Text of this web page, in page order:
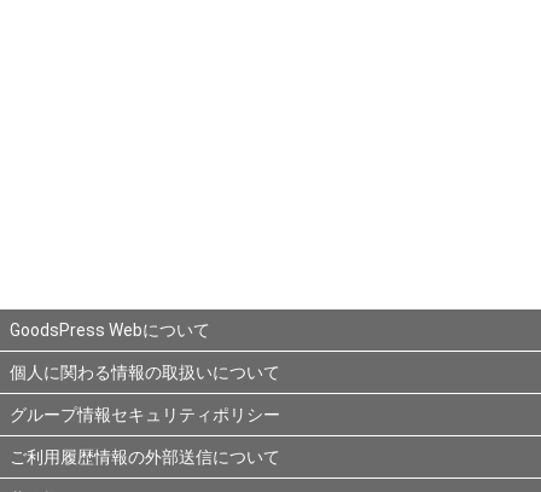
GoodsPress Webについて
個人に関わる情報の取扱いについて
グループ情報セキュリティポリシー
ご利用履歴情報の外部送信について